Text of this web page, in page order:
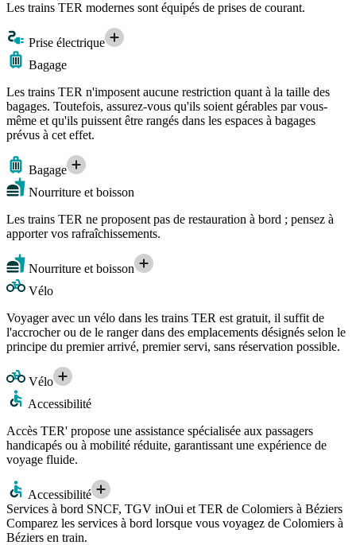
Les trains TER modernes sont équipés de prises de courant.
Prise électrique
Bagage
Les trains TER n'imposent aucune restriction quant à la taille des
bagages. Toutefois, assurez-vous qu'ils soient gérables par vous-
même et qu'ils puissent être rangés dans les espaces à bagages
prévus à cet effet.
Bagage
Nourriture et boisson
Les trains TER ne proposent pas de restauration à bord ; pensez à
apporter vos rafraîchissements.
Nourriture et boisson
Vélo
Voyager avec un vélo dans les trains TER est gratuit, il suffit de
l'accrocher ou de le ranger dans des emplacements désignés selon le
principe du premier arrivé, premier servi, sans réservation possible.
Vélo
Accessibilité
Accès TER' propose une assistance spécialisée aux passagers
handicapés ou à mobilité réduite, garantissant une expérience de
voyage fluide.
Accessibilité
Services à bord SNCF, TGV inOui et TER de Colomiers à Béziers
Comparez les services à bord lorsque vous voyagez de Colomiers à
Béziers en train.